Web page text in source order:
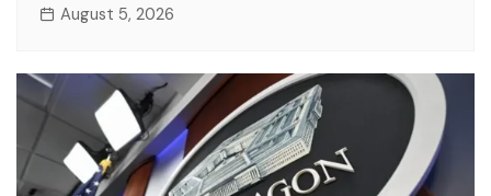
August 5, 2026